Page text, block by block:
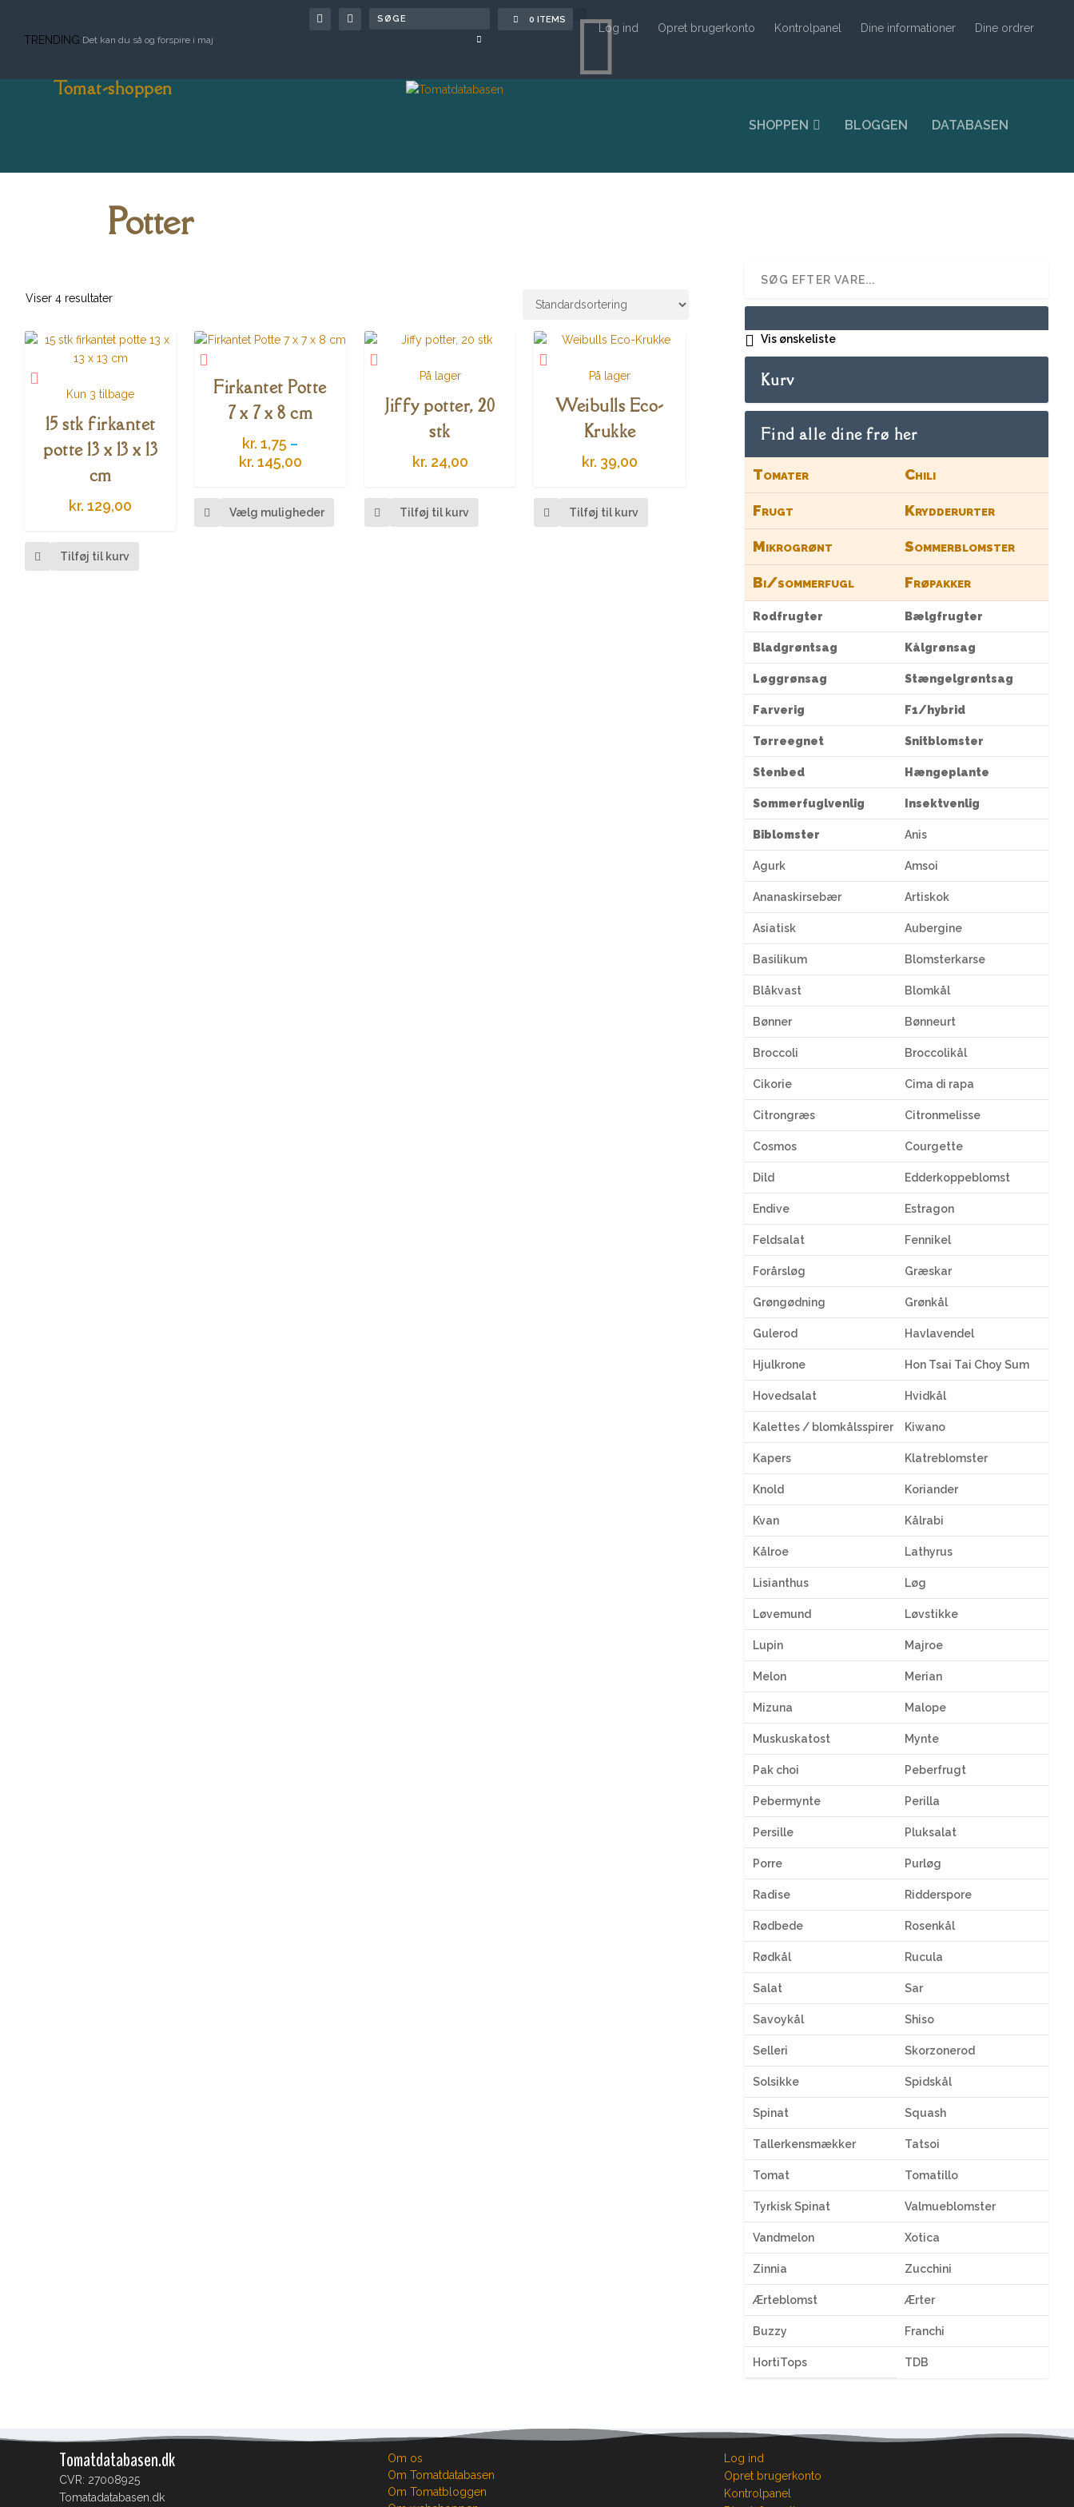
TRENDING:Det kan du så og forspire i maj
0 ITEMS Log ind Opret brugerkonto Kontrolpanel Dine informationer Dine ordrer
Tomat-shoppen
SHOPPEN BLOGGEN DATABASEN
Potter
Viser 4 resultater
Kun 3 tilbage
15 stk firkantet
potte 13 x 13 x 13
cm
kr. 129,00
Tilføj til kurv
Firkantet Potte
7 x 7 x 8 cm
kr. 1,75 –
kr. 145,00P
i
s
Vælg muligheder
På lager
Jiffy potter, 20
stk
kr. 24,00
Tilføj til kurv
På lager
Weibulls Eco-
Krukke
kr. 39,00
Tilføj til kurv
Vis ønskeliste
Kurv
Find alle dine frø her
Tomater Chili
Frugt Krydderurter
Mikrogrønt Sommerblomster
Bi/sommerfugl Frøpakker
Rodfrugter Bælgfrugter
Bladgrøntsag Kålgrønsag
Løggrønsag Stængelgrøntsag
Farverig F1/hybrid
Tørreegnet Snitblomster
Stenbed Hængeplante
Sommerfuglvenlig Insektvenlig
Biblomster Anis
Agurk Amsoi
Ananaskirsebær Artiskok
Asiatisk Aubergine
Basilikum Blomsterkarse
Blåkvast Blomkål
Bønner Bønneurt
Broccoli Broccolikål
Cikorie Cima di rapa
Citrongræs Citronmelisse
Cosmos Courgette
Dild Edderkoppeblomst
Endive Estragon
Feldsalat Fennikel
Forårsløg Græskar
Grøngødning Grønkål
Gulerod Havlavendel
Hjulkrone Hon Tsai Tai Choy Sum
Hovedsalat Hvidkål
Kalettes / blomkålsspirer Kiwano
Kapers Klatreblomster
Knold Koriander
Kvan Kålrabi
Kålroe Lathyrus
Lisianthus Løg
Løvemund Løvstikke
Lupin Majroe
Melon Merian
Mizuna Malope
Muskuskatost Mynte
Pak choi Peberfrugt
Pebermynte Perilla
Persille Pluksalat
Porre Purløg
Radise Ridderspore
Rødbede Rosenkål
Rødkål Rucula
Salat Sar
Savoykål Shiso
Selleri Skorzonerod
Solsikke Spidskål
Spinat Squash
Tallerkensmækker Tatsoi
Tomat Tomatillo
Tyrkisk Spinat Valmueblomster
Vandmelon Xotica
Zinnia Zucchini
Ærteblomst Ærter
Buzzy Franchi
HortiTops TDB
Tomatdatabasen.dk
CVR: 27008925
Tomatadatabasen.dk
Om os
Om Tomatdatabasen
Om Tomatbloggen
Log ind
Opret brugerkonto
Kontrolpanel